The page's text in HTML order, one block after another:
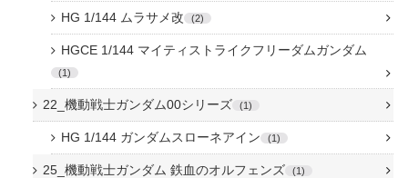
HG 1/144 ムラサメ改 2
HGCE 1/144 マイティストライクフリーダムガンダム
1
22_機動戦士ガンダム00シリーズ 1
HG 1/144 ガンダムスローネアイン 1
25_機動戦士ガンダム 鉄血のオルフェンズ 1